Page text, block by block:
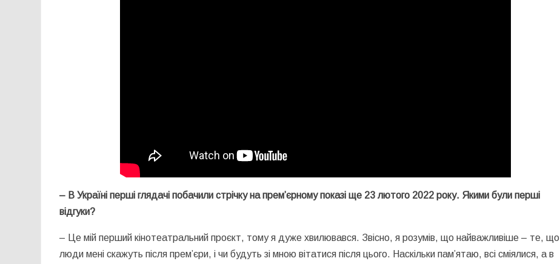
– В Україні перші глядачі побачили стрічку на прем’єрному показі ще 23 лютого 2022 року. Якими були перші
відгуки?
– Це мій перший кінотеатральний проєкт, тому я дуже хвилювався. Звісно, я розумів, що найважливіше – те, що
люди мені скажуть після прем’єри, і чи будуть зі мною вітатися після цього. Наскільки пам’ятаю, всі сміялися, а в